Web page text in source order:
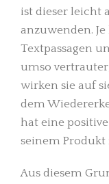
ist dieser leicht
anzuwenden.
Textpassagen
umso
wirken sie auf
dem
hat eine
seinem Produkt
Aus diesem